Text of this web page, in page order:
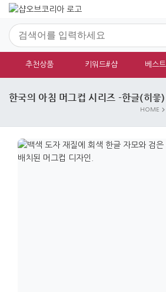
추천상품 키워드#샵 베스
한국의 아침 머그컵 시리즈 -한글(히읗)
HOME